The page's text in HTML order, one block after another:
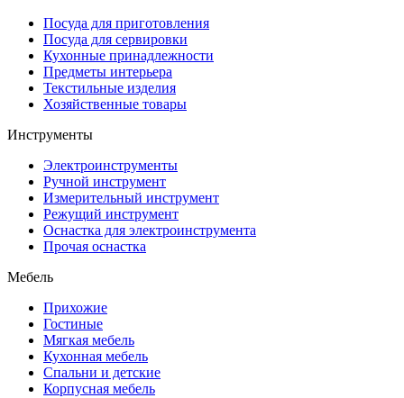
Посуда для приготовления
Посуда для сервировки
Кухонные принадлежности
Предметы интерьера
Текстильные изделия
Хозяйственные товары
Инструменты
Электроинструменты
Ручной инструмент
Измерительный инструмент
Режущий инструмент
Оснастка для электроинструмента
Прочая оснастка
Мебель
Прихожие
Гостиные
Мягкая мебель
Кухонная мебель
Спальни и детские
Корпусная мебель